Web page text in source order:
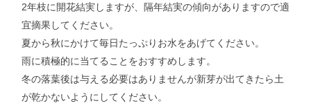
2年枝に開花結実しますが、隔年結実の傾向がありますので適
宜摘果してください。
夏から秋にかけて毎日たっぷりお水をあげてください。
雨に積極的に当てることをおすすめします。
冬の落葉後は与える必要はありませんが新芽が出てきたら土
が乾かないようにしてください。